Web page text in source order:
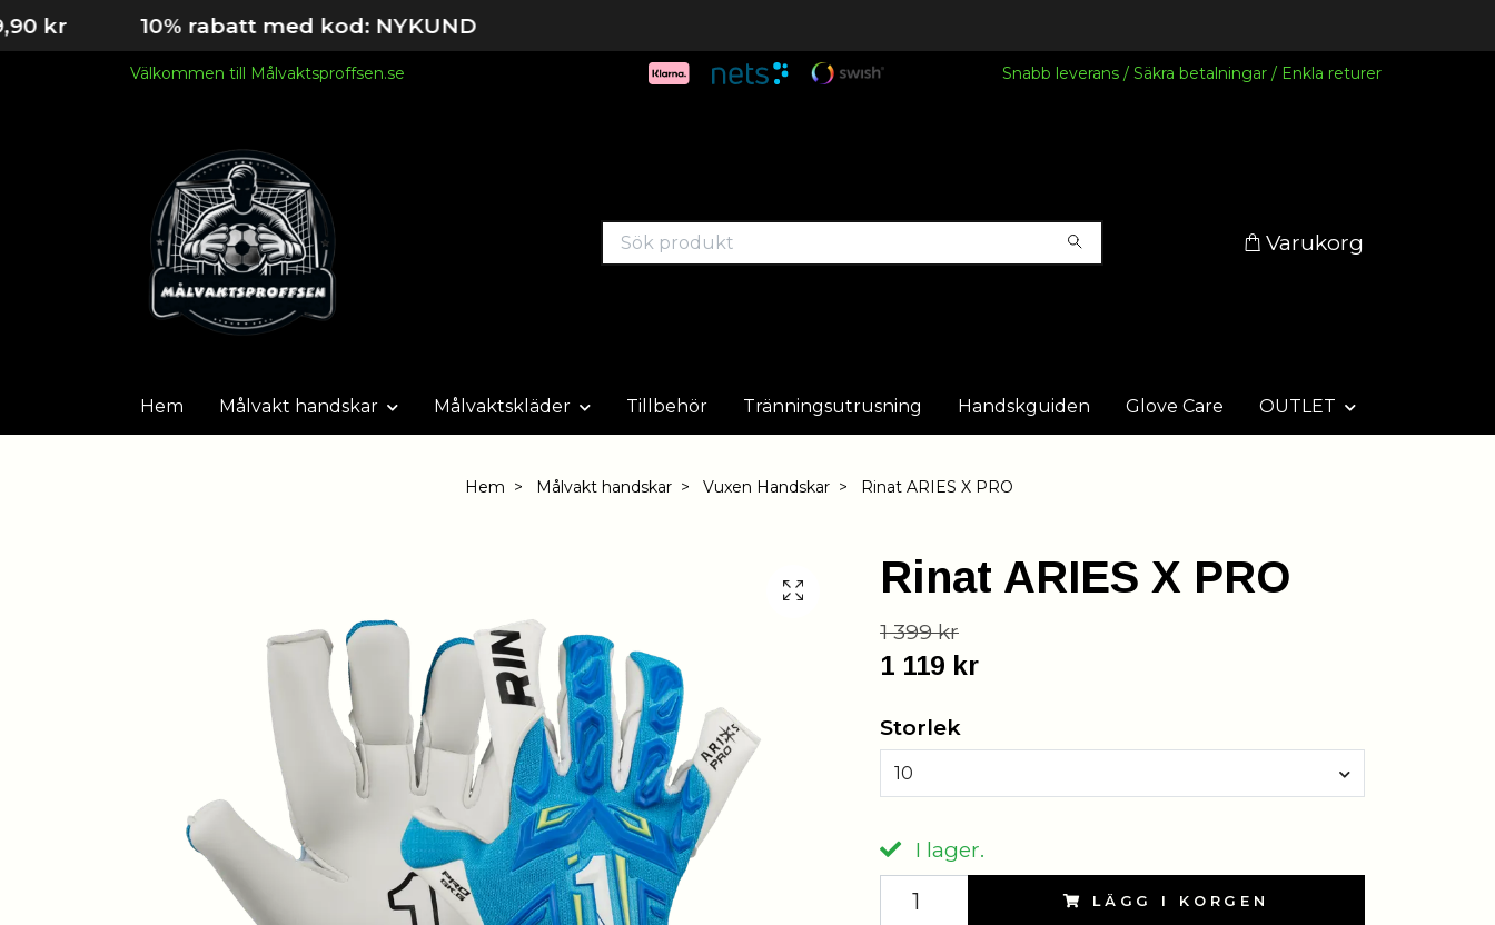
Välkommen till Målvaktsproffsen.se Snabb leverans / Säkra betalningar / Enkla returer
Varukorg
Hem Målvakt handskar Målvaktskläder Tillbehör Tränningsutrusning Handskguiden Glove Care OUTLET
Hem Målvakt handskar Vuxen Handskar Rinat ARIES X PRO
Rinat ARIES X PRO
1 399 kr
1 119 kr
Storlek
10
I lager.
LÄGG I KORGEN
10% rabatt med kod: NYKUND